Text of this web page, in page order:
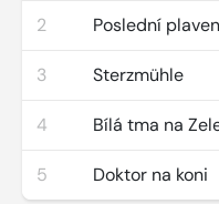
2 Poslední
3 Sterzmühle
4 Bílá tma na
5 Doktor na koni